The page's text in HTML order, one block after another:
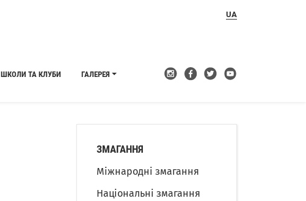
ШКОЛИ ТА КЛУБИ ГАЛЕРЕЯ
UA
ЗМАГАННЯ
Міжнародні змагання
Національні змагання